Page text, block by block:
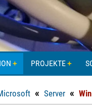
PROJEKTE
« Server «